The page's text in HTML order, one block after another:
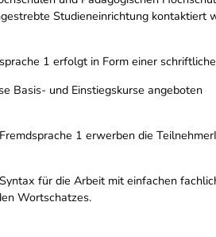
Studieneinrichtung
1 erfolgt in Form einer
Basis- und Einstiegskurse angeboten
1 erwerben die
für die Arbeit mit einfachen
Wortschatzes.